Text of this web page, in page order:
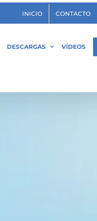
INICIO CONTACTO
DESCARGAS VÍDEOS